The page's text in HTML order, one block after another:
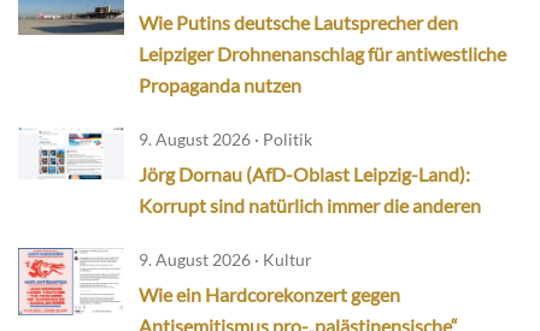
Wie Putins deutsche Lautsprecher den
Leipziger Drohnenanschlag für antiwestliche
Propaganda nutzen
9. August 2026 · Politik
Jörg Dornau (AfD-Oblast Leipzig-Land):
Korrupt sind natürlich immer die anderen
9. August 2026 · Kultur
Wie ein Hardcorekonzert gegen
Antisemitismus pro-„palästinensische“